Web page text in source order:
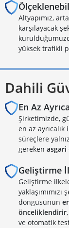
Altyapımız,
karşılayacak
yüksek trafikli
Dahili
En Az
Şirketimizde,
en az
süreçlere
gereken asgari
Geliştirme
Geliştirme
döngüsünün
önceliklendirir
ve otomatik